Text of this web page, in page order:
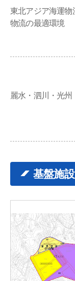
東北アジア海運物
物流の最適環境
麗水・泗川・光州
基盤施設